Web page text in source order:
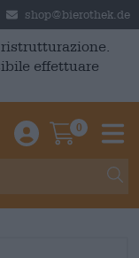
shop@bierothek.de
effettuare
Einloggen /
0